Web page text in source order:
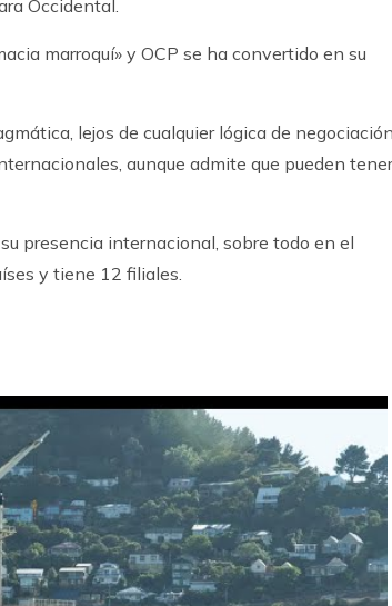
Occidental.
marroquí» y OCP se ha convertido en su
lejos de cualquier lógica de
aunque admite que pueden tener
presencia internacional, sobre todo en el
y tiene 12 filiales.